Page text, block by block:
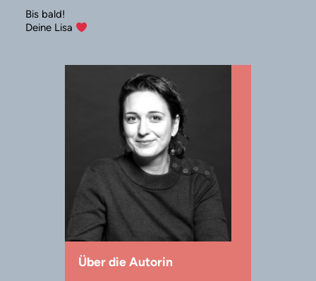
Bis bald!
Deine Lisa
Über die Autorin